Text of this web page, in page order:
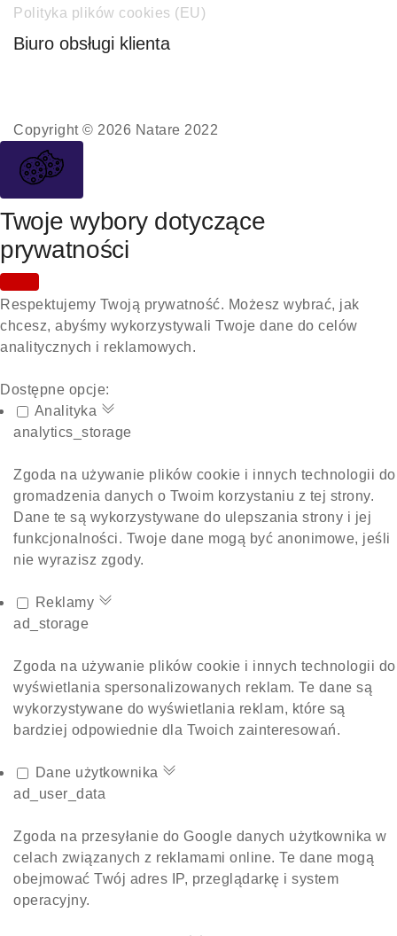
Polityka plików cookies (EU)
Biuro obsługi klienta
Copyright © 2026 Natare 2022
Twoje wybory dotyczące
prywatności
Respektujemy Twoją prywatność. Możesz wybrać, jak
chcesz, abyśmy wykorzystywali Twoje dane do celów
analitycznych i reklamowych.
Dostępne opcje:
Analityka
analytics_storage
Zgoda na używanie plików cookie i innych technologii do
gromadzenia danych o Twoim korzystaniu z tej strony.
Dane te są wykorzystywane do ulepszania strony i jej
funkcjonalności. Twoje dane mogą być anonimowe, jeśli
nie wyrazisz zgody.
Reklamy
ad_storage
Zgoda na używanie plików cookie i innych technologii do
wyświetlania spersonalizowanych reklam. Te dane są
wykorzystywane do wyświetlania reklam, które są
bardziej odpowiednie dla Twoich zainteresowań.
Dane użytkownika
ad_user_data
Zgoda na przesyłanie do Google danych użytkownika w
celach związanych z reklamami online. Te dane mogą
obejmować Twój adres IP, przeglądarkę i system
operacyjny.